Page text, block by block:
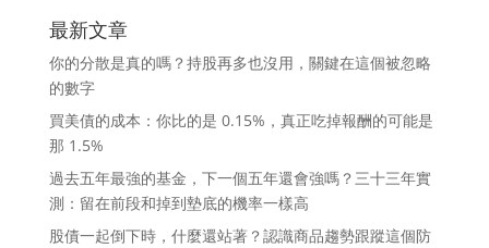
最新文章
你的分散是真的嗎？持股再多也沒用，關鍵在這個被忽略
的數字
買美債的成本：你比的是 0.15%，真正吃掉報酬的可能是
那 1.5%
過去五年最強的基金，下一個五年還會強嗎？三十三年實
測：留在前段和掉到墊底的機率一樣高
股債一起倒下時，什麼還站著？認識商品趨勢跟蹤這個防